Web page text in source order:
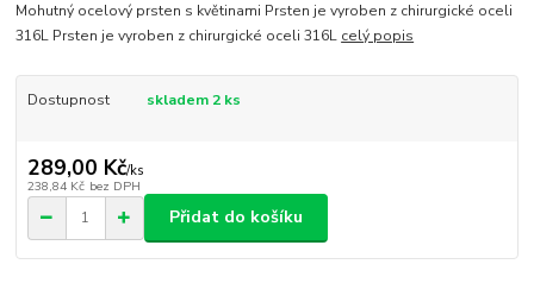
Mohutný ocelový prsten s květinami Prsten je vyroben z chirurgické oceli
316L Prsten je vyroben z chirurgické oceli 316L celý popis
Dostupnost skladem 2 ks
289,00 Kč/ks
238,84 Kč bez DPH
Přidat do košíku